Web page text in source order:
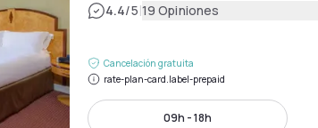
4.4/5|19 Opiniones
Cancelación gratuita
rate-plan-card.label-prepaid
09h - 18h